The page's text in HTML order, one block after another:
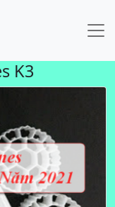
K3